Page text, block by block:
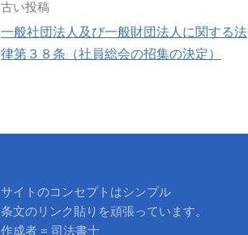
投
稿
ー
シ
古い投稿
一般社団法人及び一般財団法人に関する法
律第３８条（社員総会の招集の決定）
サイトのコンセプトはシンプル
条文のリンク貼りを頑張っています。
作成者 = 司法書士